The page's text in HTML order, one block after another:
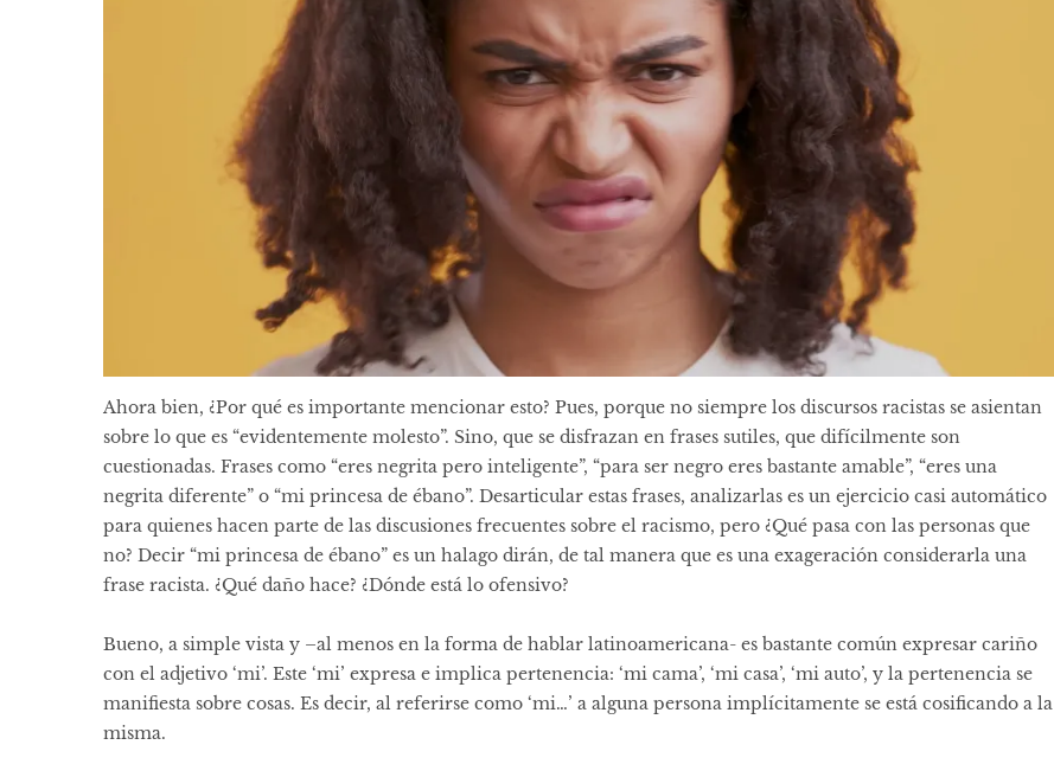
Ahora bien, ¿Por qué es importante mencionar esto? Pues, porque no siempre los discursos racistas se asientan
sobre lo que es “evidentemente molesto”. Sino, que se disfrazan en frases sutiles, que difícilmente son
cuestionadas. Frases como “eres negrita pero inteligente”, “para ser negro eres bastante amable”, “eres una
negrita diferente” o “mi princesa de ébano”. Desarticular estas frases, analizarlas es un ejercicio casi automático
para quienes hacen parte de las discusiones frecuentes sobre el racismo, pero ¿Qué pasa con las personas que
no? Decir “mi princesa de ébano” es un halago dirán, de tal manera que es una exageración considerarla una
frase racista. ¿Qué daño hace? ¿Dónde está lo ofensivo?
Bueno, a simple vista y –al menos en la forma de hablar latinoamericana- es bastante común expresar cariño
con el adjetivo ‘mi’. Este ‘mi’ expresa e implica pertenencia: ‘mi cama’, ‘mi casa’, ‘mi auto’, y la pertenencia se
manifiesta sobre cosas. Es decir, al referirse como ‘mi…’ a alguna persona implícitamente se está cosificando a la
misma.